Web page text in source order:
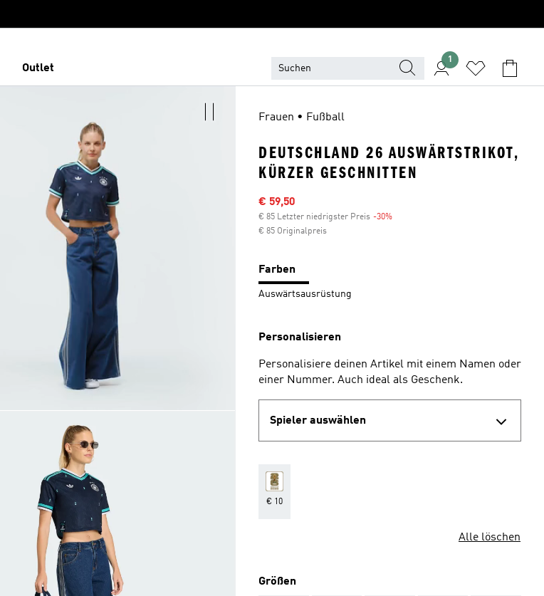
Outlet
1
Frauen • Fußball
DEUTSCHLAND 26 AUSWÄRTSTRIKOT,
KÜRZER GESCHNITTEN
Sale-Preis
€ 59,50
€ 85 Letzter niedrigster Preis -30%
€ 85 Originalpreis
Farben
Auswärtsausrüstung
Personalisieren
Personalisiere deinen Artikel mit einem Namen oder
einer Nummer. Auch ideal als Geschenk.
Spieler auswählen
€ 10
Alle löschen
Größen